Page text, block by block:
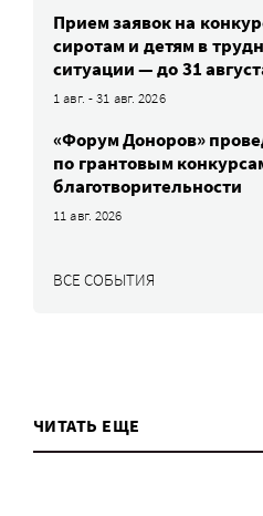
Прием заявок на
сиротам и детям в
ситуации — до 31
1 авг. - 31 авг. 2026
«Форум Доноров»
по грантовым
благотворительности
11 авг. 2026
ВСЕ СОБЫТИЯ
ЧИТАТЬ ЕЩЕ